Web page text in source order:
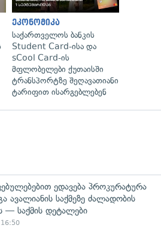
ეკონომიკა
საქართველოს ბანკის
Student Card-ისა და
sCool Card-ის
მფლობელები ქუთაისში
ტრანსპორტზე შეღავათიანი
ტარიფით ისარგებლებენ
ედავება პროკურატურა
ავალიანის საქმეზე ძალადობის
— საქმის დეტალები
16:50